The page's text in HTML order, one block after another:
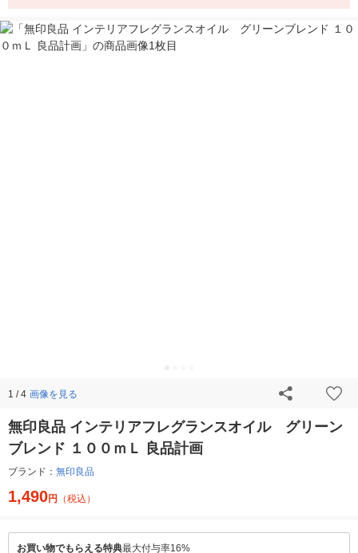
1 / 4 画像を見る
無印良品 インテリアフレグランスオイル グリーン
ブレンド １００ｍＬ 良品計画
ブランド： 無印良品
1,490円 （税込）
お買い物でもらえる特典最大付与率16%